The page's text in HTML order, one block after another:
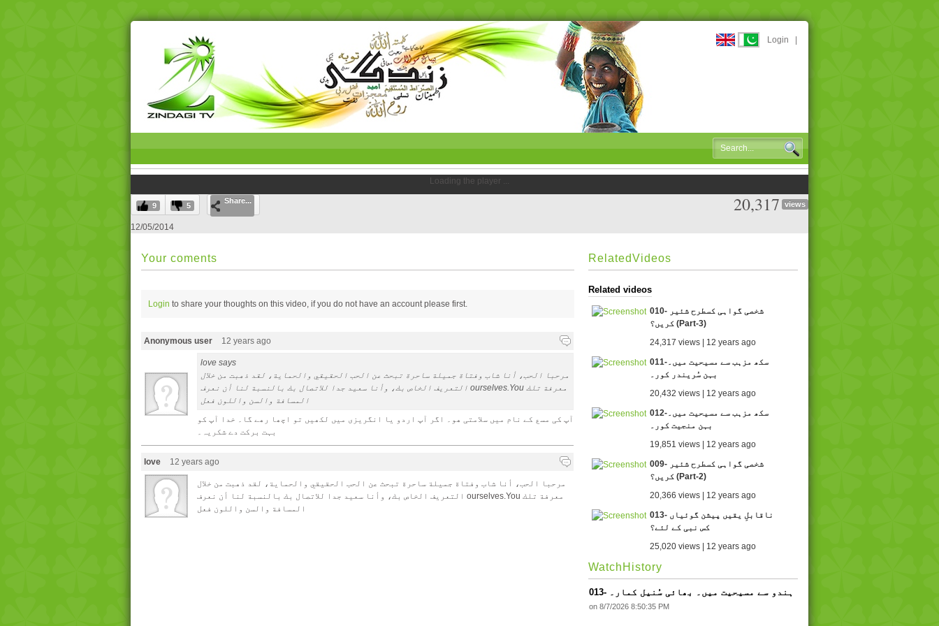
Login
Loading the player ...
9 5
Share... 20,317 views
12/05/2014
Your coments
Login to share your thoughts on this video, if you do not have an account please first.
Anonymous user 12 years ago
love says
مرحبا الحب، أنا شاب وفتاة جميلة ساحرة تبحث عن الحب الحقيقي والحماية، لقد ذهبت من خلال
التعريف الخاص بك، وأنا سعيد جدا للاتصال بك بالنسبة لنا أن نعرف ourselves.You معرفة تلك
المسافة والسن واللون فعل
آپ کی مسع کے نام ميں سلامتی ھو۔ اگر آپ اردو يا انگريزی ميں لکھيں تو اچھا رھے گا۔ خدا آپ کو
بہت برکت دے شکريہ۔
love 12 years ago
مرحبا الحب، أنا شاب وفتاة جميلة ساحرة تبحث عن الحب الحقيقي والحماية، لقد ذهبت من خلال
التعريف الخاص بك، وأنا سعيد جدا للاتصال بك بالنسبة لنا أن نعرف ourselves.You معرفة تلك
المسافة والسن واللون فعل
RelatedVideos
Related videos
010- شخصی گواہی کسطرح شئیر
کریں؟ (Part-3)
24,317 views | 12 years ago
011-سکھ مزہب سے مسیحیت میں۔
بہن سُریندر کور۔
20,432 views | 12 years ago
012-سکھ مزہب سے مسیحیت میں۔
بہن منجیت کور۔
19,851 views | 12 years ago
009- شخصی گواہی کسطرح شئیر
کریں؟ (Part-2)
20,366 views | 12 years ago
013- ناقابلِ یقیں پیشن گوئیاں
کس نبی کے لئے؟
25,020 views | 12 years ago
WatchHistory
013- ہندو سے مسیحیت میں۔ بھائی سُنیل کمار۔
on 8/7/2026 8:50:35 PM